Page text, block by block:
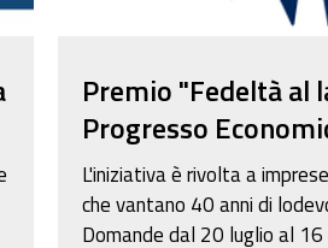
Premio "Fedeltà al
Progresso
L'iniziativa è rivolta a
che vantano 40 anni di
Domande dal 20 luglio al